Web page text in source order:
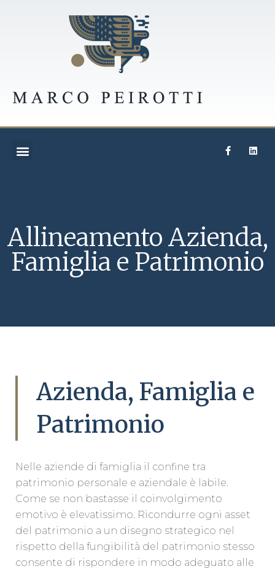
Allineamento Azienda,
Famiglia e Patrimonio
Azienda, Famiglia e
Patrimonio
Nelle aziende di famiglia il confine tra
patrimonio personale e aziendale è labile.
Come se non bastasse il coinvolgimento
emotivo è elevatissimo. Ricondurre ogni asset
del patrimonio a un disegno strategico nel
rispetto della fungibilità del patrimonio stesso
consente di rispondere in modo adeguato alle